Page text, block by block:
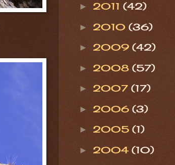
► 2011 (42)
► 2010 (36)
► 2009 (42)
► 2008 (57)
► 2007 (17)
► 2006 (3)
► 2005 (1)
► 2004 (10)